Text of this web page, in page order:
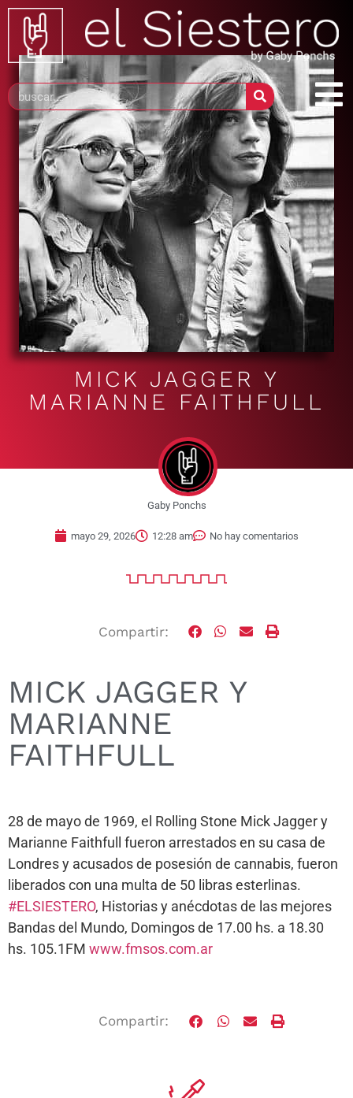
MICK JAGGER Y
MARIANNE FAITHFULL
Gaby Ponchs
mayo 29, 2026 12:28 am No hay comentarios
Compartir:
MICK JAGGER Y
MARIANNE
FAITHFULL
28 de mayo de 1969, el Rolling Stone Mick Jagger y
Marianne Faithfull fueron arrestados en su casa de
Londres y acusados de posesión de cannabis, fueron
liberados con una multa de 50 libras esterlinas.
#ELSIESTERO, Historias y anécdotas de las mejores
Bandas del Mundo, Domingos de 17.00 hs. a 18.30
hs. 105.1FM www.fmsos.com.ar
Compartir: